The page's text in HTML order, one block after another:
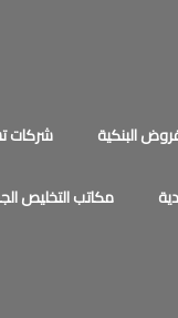
البنكية شركات
مكاتب التخليص